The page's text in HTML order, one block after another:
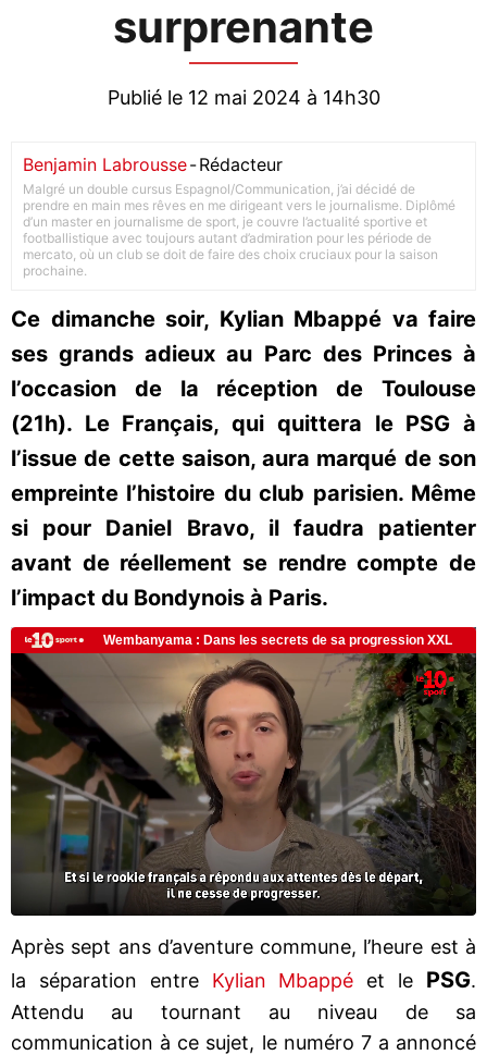
surprenante
Publié le 12 mai 2024 à 14h30
Benjamin Labrousse-Rédacteur
Malgré un double cursus Espagnol/Communication, j’ai décidé de
prendre en main mes rêves en me dirigeant vers le journalisme. Diplômé
d’un master en journalisme de sport, je couvre l’actualité sportive et
footballistique avec toujours autant d’admiration pour les période de
mercato, où un club se doit de faire des choix cruciaux pour la saison
prochaine.
Ce dimanche soir, Kylian Mbappé va faire
ses grands adieux au Parc des Princes à
l’occasion de la réception de Toulouse
(21h). Le Français, qui quittera le PSG à
l’issue de cette saison, aura marqué de son
empreinte l’histoire du club parisien. Même
si pour Daniel Bravo, il faudra patienter
avant de réellement se rendre compte de
l’impact du Bondynois à Paris.
Après sept ans d’aventure commune, l’heure est à
la séparation entre Kylian Mbappé et le PSG.
Attendu au tournant au niveau de sa
communication à ce sujet, le numéro 7 a annoncé